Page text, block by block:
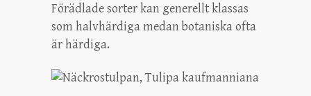
Förädlade sorter kan generellt klassas
som halvhärdiga medan botaniska ofta
är härdiga.